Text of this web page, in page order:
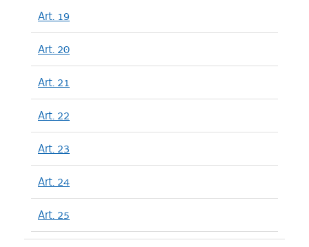
Art. 19
Art. 20
Art. 21
Art. 22
Art. 23
Art. 24
Art. 25